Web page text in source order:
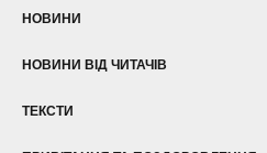
НОВИНИ
НОВИНИ ВІД ЧИТАЧІВ
ТЕКСТИ